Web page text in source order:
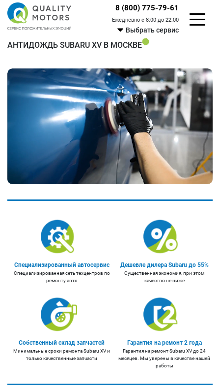
8 (800) 775-79-61
Ежедневно с 8:00 до 22:00
Выбрать сервис
АНТИДОЖДЬ SUBARU XV В МОСКВЕ
Специализированный автосервис
Специализированная сеть техцентров по
ремонту авто
Дешевле дилера Subaru до 55%
Существенная экономия, при этом
качество не ниже
Собственный склад запчастей
Минимальные сроки ремонта Subaru XV и
только качественные запчасти
Гарантия на ремонт 2 года
Гарантия на ремонт Subaru XV до 24
месяцев. Мы уверены в качестве нашей
работы